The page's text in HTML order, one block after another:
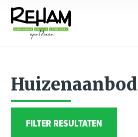
Huizenaanbod
FILTER RESULTATEN